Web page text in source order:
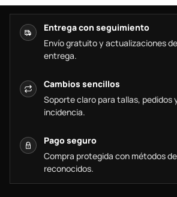
Entrega con seguimiento
Envío gratuito y actualizaciones
entrega.
Cambios sencillos
Soporte claro para tallas, pedidos
incidencia.
Pago seguro
Compra protegida con métodos
reconocidos.